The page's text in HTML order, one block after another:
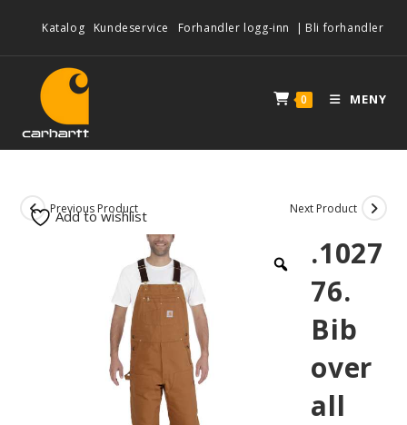
Katalog Kundeservice Forhandler logg-inn | Bli forhandler
0 MENY
Previous Product Next Product
.1027
76.
Bib
over
all
Add to wishlist